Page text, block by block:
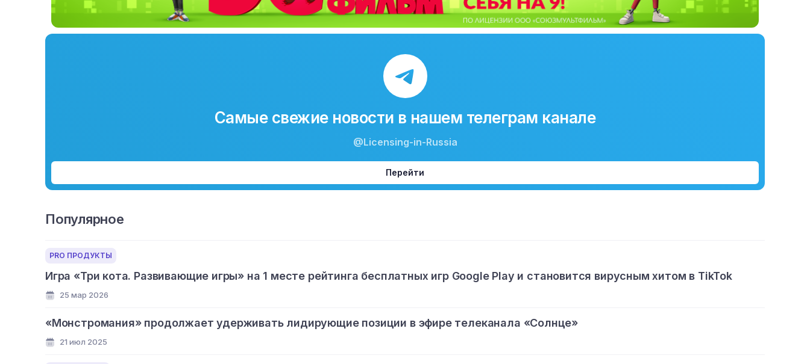
Самые свежие новости в нашем телеграм канале
@Licensing-in-Russia
Перейти
Популярное
PRO ПРОДУКТЫ
Игра «Три кота. Развивающие игры» на 1 месте рейтинга бесплатных игр Google Play и становится вирусным хитом в TikTok
25 мар 2026
«Монстромания» продолжает удерживать лидирующие позиции в эфире телеканала «Солнце»
21 июл 2025